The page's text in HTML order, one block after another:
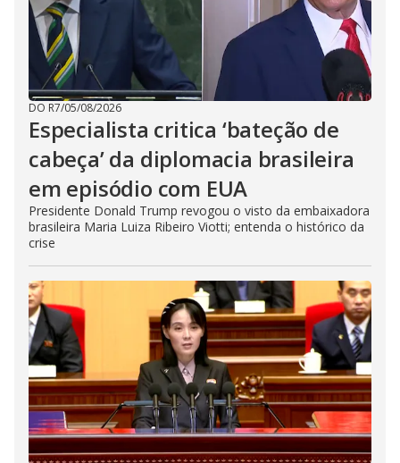
DO R7/05/08/2026
Especialista critica ‘bateção de
cabeça’ da diplomacia brasileira
em episódio com EUA
Presidente Donald Trump revogou o visto da embaixadora
brasileira Maria Luiza Ribeiro Viotti; entenda o histórico da
crise